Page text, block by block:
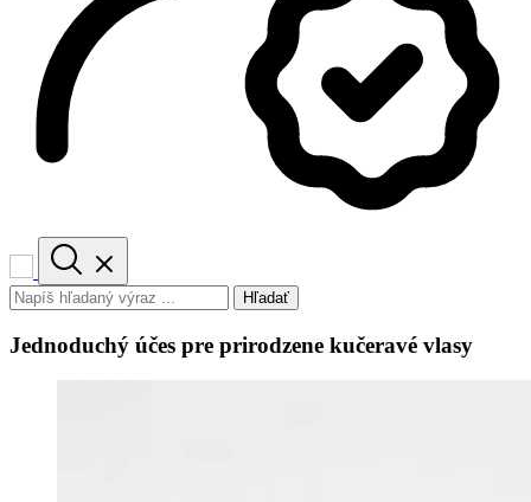
Hľadať
Jednoduchý účes pre prirodzene kučeravé vlasy